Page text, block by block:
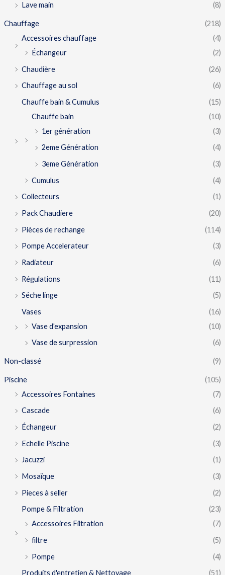
Lave main
(8)
Chauffage
(218)
Accessoires chauffage
(4)
Échangeur
(2)
Chaudière
(26)
Chauffage au sol
(6)
Chauffe bain & Cumulus
(15)
Chauffe bain
(10)
1er génération
(3)
2eme Génération
(4)
3eme Génération
(3)
Cumulus
(4)
Collecteurs
(1)
Pack Chaudiere
(20)
Pièces de rechange
(114)
Pompe Accelerateur
(3)
Radiateur
(6)
Régulations
(11)
Séche linge
(5)
Vases
(16)
Vase d'expansion
(10)
Vase de surpression
(6)
Non-classé (9)
Piscine
(105)
Accessoires Fontaines
(7)
Cascade
(6)
Échangeur
(2)
Echelle Piscine
(3)
Jacuzzi
(1)
Mosaïque
(3)
Pieces à seller
(2)
Pompe & Filtration
(23)
Accessoires Filtration
(7)
filtre
(5)
Pompe
(4)
Produits d'entretien & Nettoyage
(51)